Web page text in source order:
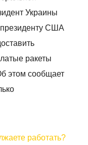
Украины
президенту США
ракеты
этом сообщает
работать?